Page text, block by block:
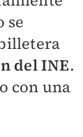
se
del INE.
con una